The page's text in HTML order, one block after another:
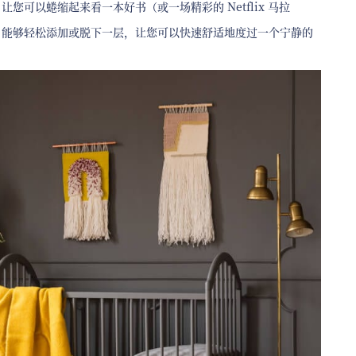
您可以蜷缩起来看一本好书（或一场精彩的 Netflix 马拉
够轻松添加或脱下一层，让您可以快速舒适地度过一个宁静的